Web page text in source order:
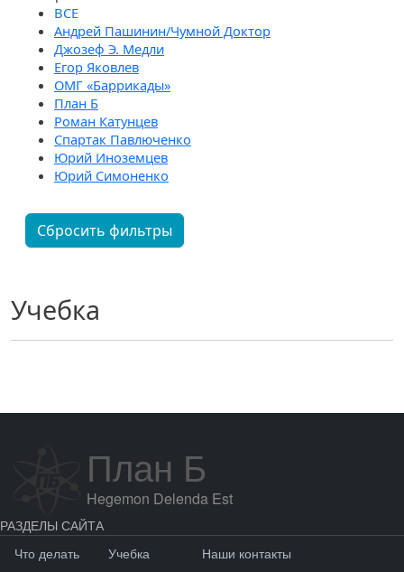
Учебка
Андрей Пашинин/Чумной Доктор
Джозеф Э. Медли
Егор Яковлев
ОМГ «Баррикады»
План Б
Роман Катунцев
Спартак Павлюченко
Юрий Иноземцев
Юрий Симоненко
Сбросить фильтры
План Б
Hegemon Delenda Est
РАЗДЕЛЫ САЙТА
Что делать
Учебка
Наши контакты